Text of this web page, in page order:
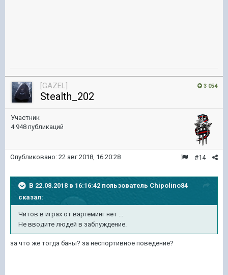
3 054
[GAZEL]
Stealth_202
Участник
4 948 публикаций
#14
Опубликовано: 22 авг 2018, 16:20:28
В 22.08.2018 в 16:16:42 пользователь Chipolino84
сказал:
Читов в играх от варгеминг нет ...
Не вводите людей в заблуждение.
за что же тогда баны? за неспортивное поведение?